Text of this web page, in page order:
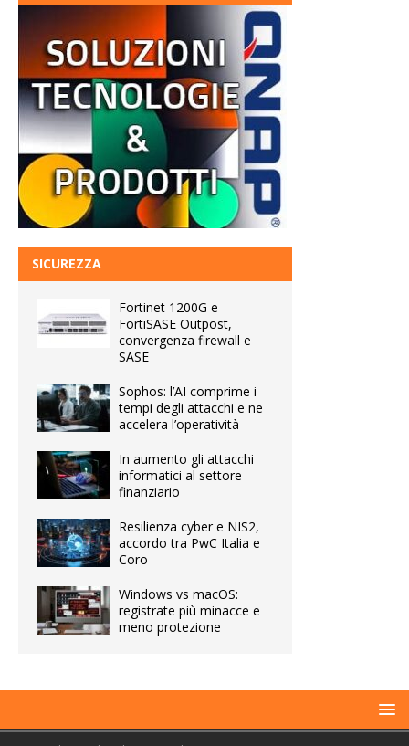
SICUREZZA
Fortinet 1200G e
FortiSASE Outpost,
convergenza firewall e
SASE
Sophos: l’AI comprime i
tempi degli attacchi e ne
accelera l’operatività
In aumento gli attacchi
informatici al settore
finanziario
Resilienza cyber e NIS2,
accordo tra PwC Italia e
Coro
Windows vs macOS:
registrate più minacce e
meno protezione